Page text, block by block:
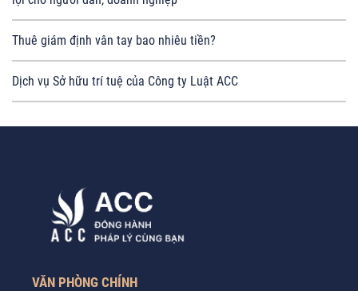
Thuê giám định vân tay bao nhiêu tiền?
Dịch vụ Sở hữu trí tuệ của Công ty Luật ACC
VĂN PHÒNG CHÍNH